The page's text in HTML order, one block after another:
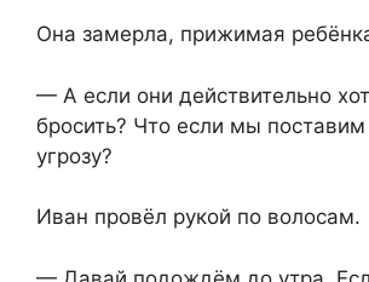
Она замерла, прижимая
— А если они действительно
бросить? Что если мы поставим
угрозу?
Иван провёл рукой по волосам.